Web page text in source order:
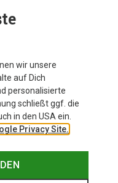
wir unsere
auf Dich
personalisierte
schließt ggf. die
in den USA ein.
Privacy Site.